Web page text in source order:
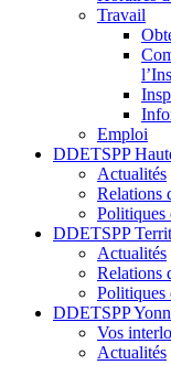
Travail
Emploi
DDETSPP
Actualités
Relations
Politiques
DDETSPP
Actualités
Relations
Politiques
DDETSPP
Vos
Actualités